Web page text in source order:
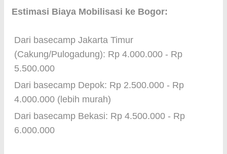
Estimasi Biaya Mobilisasi ke Bogor:
Dari basecamp Jakarta Timur
(Cakung/Pulogadung): Rp 4.000.000 - Rp
5.500.000
Dari basecamp Depok: Rp 2.500.000 - Rp
4.000.000 (lebih murah)
Dari basecamp Bekasi: Rp 4.500.000 - Rp
6.000.000